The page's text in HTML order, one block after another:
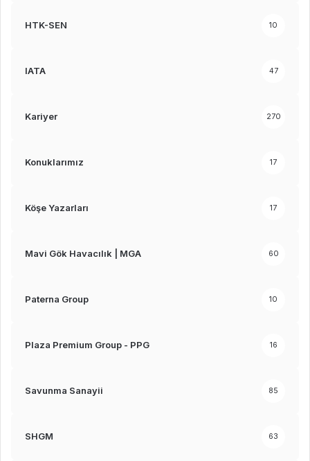
HTK-SEN 10
IATA 47
Kariyer 270
Konuklarımız 17
Köşe Yazarları 17
Mavi Gök Havacılık | MGA 60
Paterna Group 10
Plaza Premium Group - PPG 16
Savunma Sanayii 85
SHGM 63